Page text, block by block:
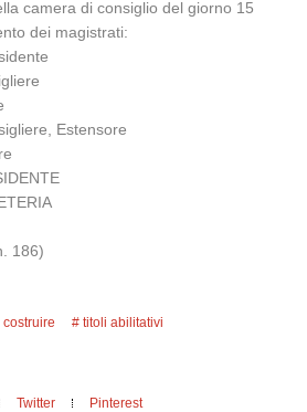
camera di consiglio del giorno 15
dei magistrati:
Estensore
186)
titoli abilitativi
Twitter Pinterest